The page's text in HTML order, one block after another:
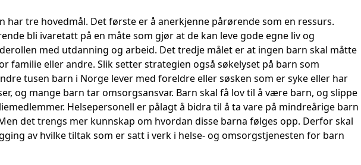
har tre hovedmål. Det første er å anerkjenne pårørende som en ressurs.
bli ivaretatt på en måte som gjør at de kan leve gode egne liv og
med utdanning og arbeid. Det tredje målet er at ingen barn skal måtte
familie eller andre. Slik setter strategien også søkelyset på barn som
tusen barn i Norge lever med foreldre eller søsken som er syke eller har
og mange barn tar omsorgsansvar. Barn skal få lov til å være barn, og slippe
Helsepersonell er pålagt å bidra til å ta vare på mindreårige barn
det trengs mer kunnskap om hvordan disse barna følges opp. Derfor skal
av hvilke tiltak som er satt i verk i helse- og omsorgstjenesten for barn